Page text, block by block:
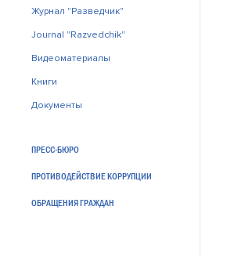
Журнал "Разведчик"
Journal "Razvedchik"
Видеоматериалы
Книги
Документы
ПРЕСС-БЮРО
ПРОТИВОДЕЙСТВИЕ КОРРУПЦИИ
ОБРАЩЕНИЯ ГРАЖДАН